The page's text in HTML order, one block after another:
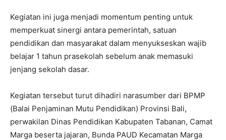
Kegiatan ini juga menjadi momentum penting untuk
memperkuat sinergi antara pemerintah, satuan
pendidikan dan masyarakat dalam menyukseskan wajib
belajar 1 tahun prasekolah sebelum anak memasuki
jenjang sekolah dasar.
Kegiatan tersebut turut dihadiri narasumber dari BPMP
(Balai Penjaminan Mutu Pendidikan) Provinsi Bali,
perwakilan Dinas Pendidikan Kabupaten Tabanan, Camat
Marga beserta jajaran, Bunda PAUD Kecamatan Marga